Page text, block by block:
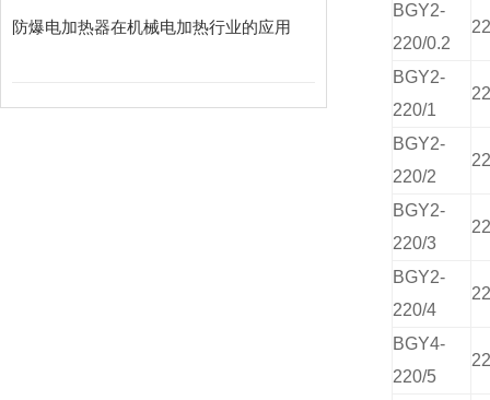
防爆电加热器在机械电加热行业的应用
BGY2-
220/0.2
BGY2-
220/1
BGY2-
220/2
BGY2-
220/3
BGY2-
220/4
BGY4-
220/5